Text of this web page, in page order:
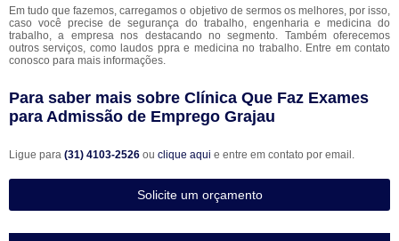
Em tudo que fazemos, carregamos o objetivo de sermos os melhores, por isso,
caso você precise de segurança do trabalho, engenharia e medicina do
trabalho, a empresa nos destacando no segmento. Também oferecemos
outros serviços, como laudos ppra e medicina no trabalho. Entre em contato
conosco para mais informações.
Para saber mais sobre Clínica Que Faz Exames
para Admissão de Emprego Grajau
Ligue para (31) 4103-2526 ou clique aqui e entre em contato por email.
Solicite um orçamento